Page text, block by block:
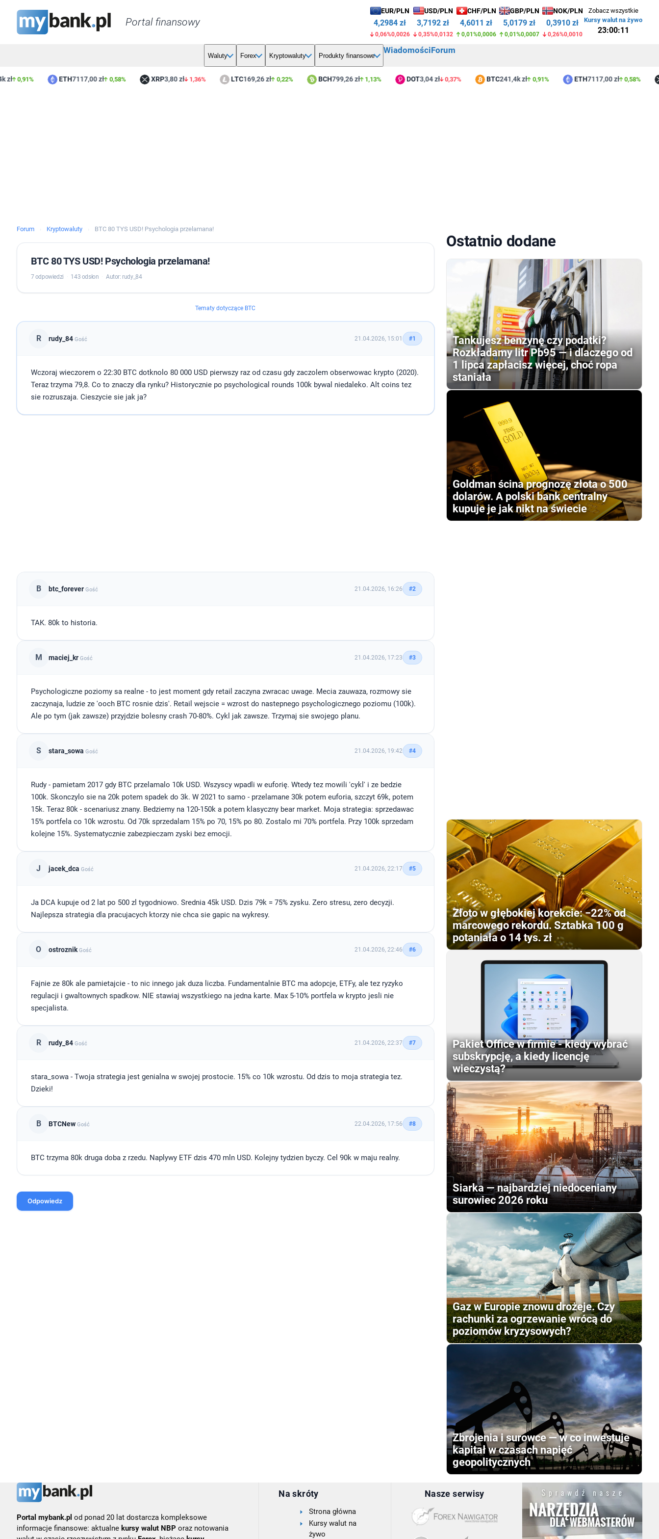
Portal finansowy
EUR/PLN
4,2984 zł
0,06%0,0026
USD/PLN
3,7192 zł
0,35%0,0132
CHF/PLN
4,6011 zł
0,01%0,0006
GBP/PLN
5,0179 zł
0,01%0,0007
NOK/PLN
0,3910 zł
0,26%0,0010
Zobacz wszystkie
Kursy walut na żywo
23:00:11
Waluty Forex Kryptowaluty Produkty finansowe
WiadomościForum
0,91% ETH7117,00 zł 0,58% XRP3,80 zł 1,36% LTC169,26 zł 0,22% BCH799,26 zł 1,13% DOT3,04 zł 0,37% BTC241,4k zł 0,91% ETH7117,00 zł 0,58%
Forum Kryptowaluty BTC 80 TYS USD! Psychologia przelamana!
BTC 80 TYS USD! Psychologia przelamana!
7 odpowiedzi · 143 odsłon · Autor: rudy_84
Tematy dotyczące BTC
R rudy_84 Gość 21.04.2026, 15:01 #1
Wczoraj wieczorem o 22:30 BTC dotknolo 80 000 USD pierwszy raz od czasu gdy zaczolem obserwowac krypto (2020).
Teraz trzyma 79,8. Co to znaczy dla rynku? Historycznie po psychological rounds 100k bywal niedaleko. Alt coins tez
sie rozruszaja. Cieszycie sie jak ja?
B btc_forever Gość 21.04.2026, 16:26 #2
TAK. 80k to historia.
M maciej_kr Gość 21.04.2026, 17:23 #3
Psychologiczne poziomy sa realne - to jest moment gdy retail zaczyna zwracac uwage. Mecia zauwaza, rozmowy sie
zaczynaja, ludzie ze 'ooch BTC rosnie dzis'. Retail wejscie = wzrost do nastepnego psychologicznego poziomu (100k).
Ale po tym (jak zawsze) przyjdzie bolesny crash 70-80%. Cykl jak zawsze. Trzymaj sie swojego planu.
S stara_sowa Gość 21.04.2026, 19:42 #4
Rudy - pamietam 2017 gdy BTC przelamalo 10k USD. Wszyscy wpadli w euforię. Wtedy tez mowili 'cykl' i ze bedzie
100k. Skonczylo sie na 20k potem spadek do 3k. W 2021 to samo - przelamane 30k potem euforia, szczyt 69k, potem
15k. Teraz 80k - scenariusz znany. Bedziemy na 120-150k a potem klasyczny bear market. Moja strategia: sprzedawac
15% portfela co 10k wzrostu. Od 70k sprzedalam 15% po 70, 15% po 80. Zostalo mi 70% portfela. Przy 100k sprzedam
kolejne 15%. Systematycznie zabezpieczam zyski bez emocji.
J jacek_dca Gość 21.04.2026, 22:17 #5
Ja DCA kupuje od 2 lat po 500 zl tygodniowo. Srednia 45k USD. Dzis 79k = 75% zysku. Zero stresu, zero decyzji.
Najlepsza strategia dla pracujacych ktorzy nie chca sie gapic na wykresy.
O ostroznik Gość 21.04.2026, 22:46 #6
Fajnie ze 80k ale pamietajcie - to nic innego jak duza liczba. Fundamentalnie BTC ma adopcje, ETFy, ale tez ryzyko
regulacji i gwaltownych spadkow. NIE stawiaj wszystkiego na jedna karte. Max 5-10% portfela w krypto jesli nie
specjalista.
R rudy_84 Gość 21.04.2026, 22:37 #7
stara_sowa - Twoja strategia jest genialna w swojej prostocie. 15% co 10k wzrostu. Od dzis to moja strategia tez.
Dzieki!
B BTCNew Gość 22.04.2026, 17:56 #8
BTC trzyma 80k druga doba z rzedu. Naplywy ETF dzis 470 mln USD. Kolejny tydzien byczy. Cel 90k w maju realny.
Odpowiedz
Ostatnio dodane
Tankujesz benzynę czy podatki?
Rozkładamy litr Pb95 — i dlaczego od
1 lipca zapłacisz więcej, choć ropa
staniała
Goldman ścina prognozę złota o 500
dolarów. A polski bank centralny
kupuje je jak nikt na świecie
Złoto w głębokiej korekcie: −22% od
marcowego rekordu. Sztabka 100 g
potaniała o 14 tys. zł
Pakiet Office w firmie - kiedy wybrać
subskrypcję, a kiedy licencję
wieczystą?
Siarka — najbardziej niedoceniany
surowiec 2026 roku
Gaz w Europie znowu drożeje. Czy
rachunki za ogrzewanie wrócą do
poziomów kryzysowych?
Zbrojenia i surowce — w co inwestuje
kapitał w czasach napięć
geopolitycznych
Portal mybank.pl od ponad 20 lat dostarcza kompleksowe
informacje finansowe: aktualne kursy walut NBP oraz notowania
Na skróty
Strona główna
Kursy walut na
żywo
Nasze serwisy